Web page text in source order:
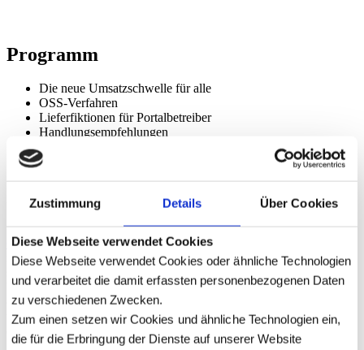
Zustimmung Details Über Cookies
Details
Diese Webseite verwendet Cookies
Diese Webseite verwendet Cookies oder ähnliche Technologien
und verarbeitet die damit erfassten personenbezogenen Daten
zu verschiedenen Zwecken.
Zum einen setzen wir Cookies und ähnliche Technologien ein,
die für die Erbringung der Dienste auf unserer Website
Programm
Die neue Umsatzschwelle für alle
OSS-Verfahren
Lieferfiktionen für Portalbetreiber
Handlungsempfehlungen
Ihre Fragen
Unsere Experten
Gert Klöttschenist Steuerberater bei der dhpg und Experte für
nationales und internationales Umsatzsteuerrecht. Schwerpunkte
seiner Tätigkeit sind die Beratung mittelständischer Unternehmen
bei grenzüberschreitenden Liefer- und Leistungsbeziehungen
(Reihengeschäfte, Versandhandel, Montagen, E-Commerce) sowie
umsatzsteuerliche Fragestellungen der Immobilienwirtschaft
(Transaktionen, Vorsteuerabzug).